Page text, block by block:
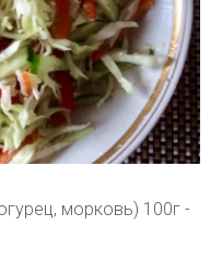
морковь) 100г -